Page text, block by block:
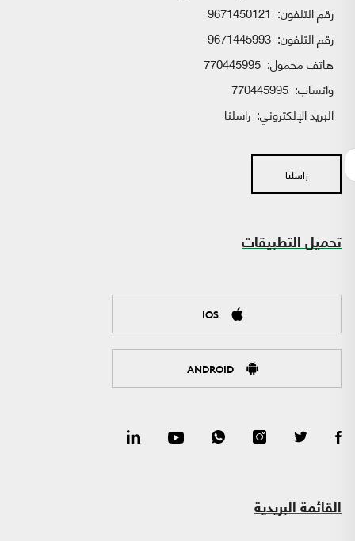
رقم التلفون: 9671450121
رقم التلفون: 9671445993
هاتف محمول: 770445995
واتساب:
البريد الإلكتروني: راسلنا
راسلنا
تحميل التطبيقات
IOS
ANDROID
القائمة البريدية